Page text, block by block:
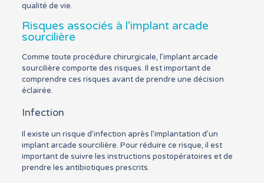
qualité de vie.
Risques associés à l’implant arcade
sourcilière
Comme toute procédure chirurgicale, l’implant arcade
sourcilière comporte des risques. Il est important de
comprendre ces risques avant de prendre une décision
éclairée.
Infection
Il existe un risque d’infection après l’implantation d’un
implant arcade sourcilière. Pour réduire ce risque, il est
important de suivre les instructions postopératoires et de
prendre les antibiotiques prescrits.